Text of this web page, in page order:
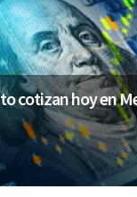
cotizan hoy en